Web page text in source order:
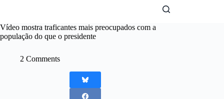
Vídeo mostra traficantes mais preocupados com a
população do que o presidente
2 Comments